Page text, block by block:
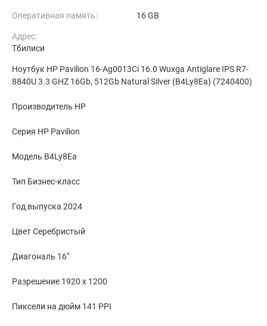
Оперативная память: 16 GB
Адрес:
Тбилиси
Ноутбук HP Pavilion 16-Ag0013Ci 16.0 Wuxga Antiglare IPS R7-
8840U 3.3 GHZ 16Gb, 512Gb Natural Silver (B4Ly8Ea) (7240400)
Производитель HP
Серия HP Pavilion
Модель B4Ly8Ea
Тип Бизнес-класс
Год выпуска 2024
Цвет Серебристый
Диагональ 16"
Разрешение 1920 x 1200
Пиксели на дюйм 141 PPI